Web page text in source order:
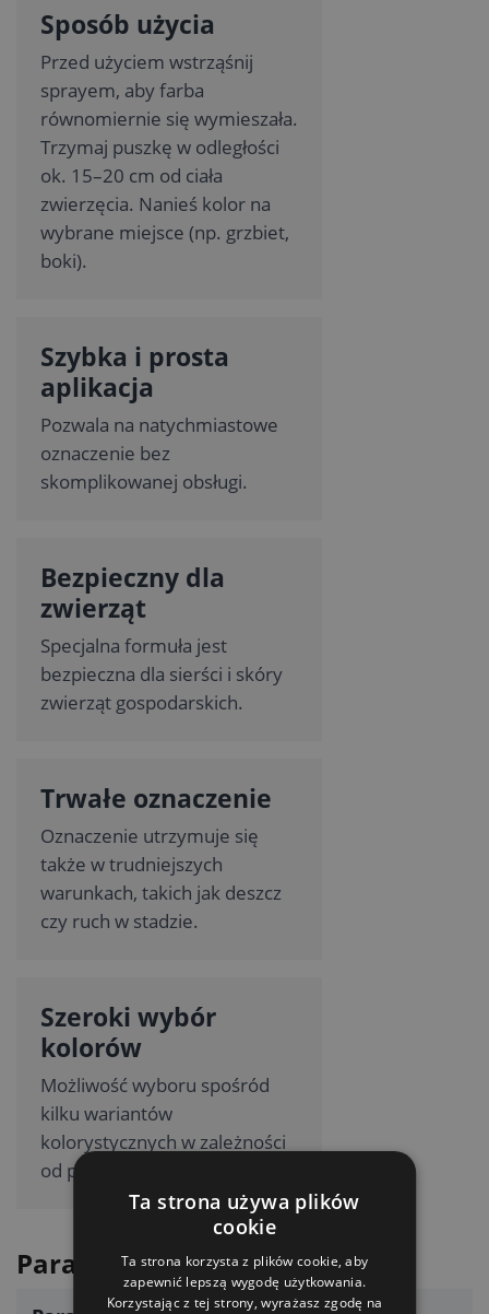
Sposób użycia
Przed użyciem wstrząśnij
sprayem, aby farba
równomiernie się wymieszała.
Trzymaj puszkę w odległości
ok. 15–20 cm od ciała
zwierzęcia. Nanieś kolor na
wybrane miejsce (np. grzbiet,
boki).
Szybka i prosta
aplikacja
Pozwala na natychmiastowe
oznaczenie bez
skomplikowanej obsługi.
Bezpieczny dla
zwierząt
Specjalna formuła jest
bezpieczna dla sierści i skóry
zwierząt gospodarskich.
Trwałe oznaczenie
Oznaczenie utrzymuje się
także w trudniejszych
warunkach, takich jak deszcz
czy ruch w stadzie.
Szeroki wybór
kolorów
Możliwość wyboru spośród
kilku wariantów
kolorystycznych w zależności
od potrzeb znakowania.
Parametry techniczne
Ta strona używa plików
cookie
Ta strona korzysta z plików cookie, aby
zapewnić lepszą wygodę użytkowania.
Korzystając z tej strony, wyrażasz zgodę na